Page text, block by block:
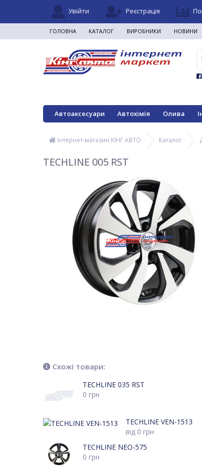
Увійти Реєстрація
ГОЛОВНА КАТАЛОГ ВИРОБНИКИ НОВИНИ
Автоаксесуари Автохімія Олива
Інтернет-магазин КІНГ АВТО Каталог
TECHLINE 005 RST
Схожі товари:
TECHLINE 035 RST
0 грн
TECHLINE VEN-1513
від 0 грн
TECHLINE NEO-575
0 грн